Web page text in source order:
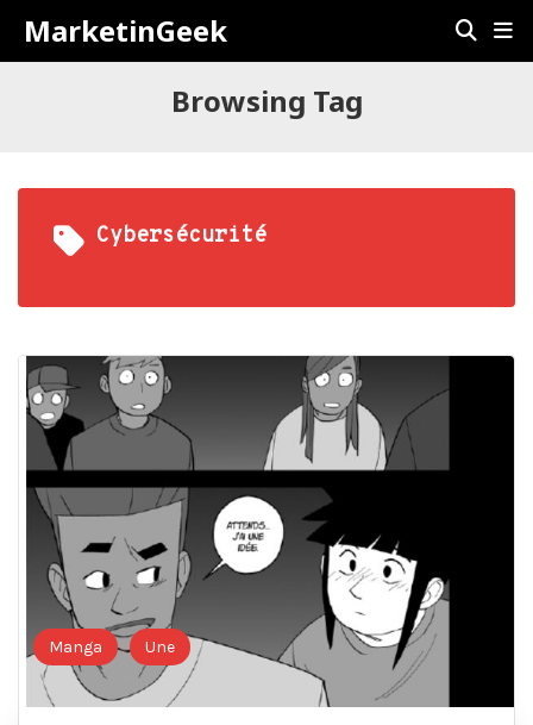
MarketinGeek
Browsing Tag
Cybersécurité
Manga Une